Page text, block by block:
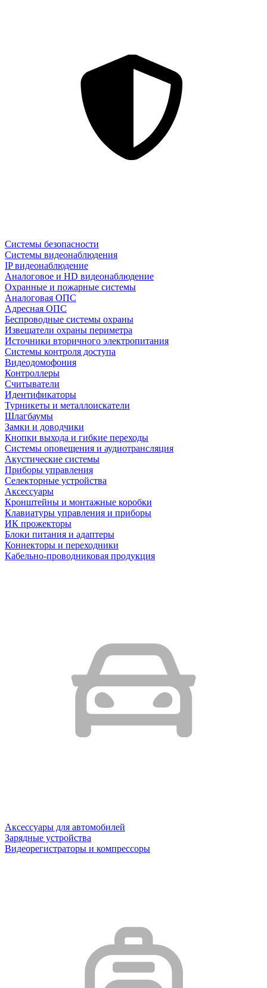
Системы безопасности
Системы видеонаблюдения
IP видеонаблюдение
Аналоговое и HD видеонаблюдение
Охранные и пожарные системы
Аналоговая ОПС
Адресная ОПС
Беспроводные системы охраны
Извещатели охраны периметра
Источники вторичного электропитания
Системы контроля доступа
Видеодомофония
Контроллеры
Считыватели
Идентификаторы
Турникеты и металлоискатели
Шлагбаумы
Замки и доводчики
Кнопки выхода и гибкие переходы
Системы оповещения и аудиотрансляция
Акустические системы
Приборы управления
Селекторные устройства
Аксессуары
Кронштейны и монтажные коробки
Клавиатуры управления и приборы
ИК прожекторы
Блоки питания и адаптеры
Коннекторы и переходники
Кабельно-проводниковая продукция
Аксессуары для автомобилей
Зарядные устройства
Видеорегистраторы и компрессоры